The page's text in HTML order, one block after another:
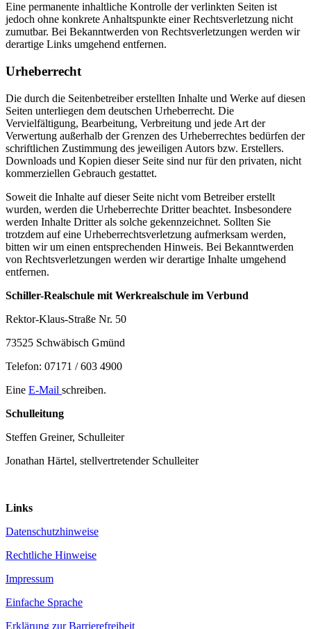
Eine permanente inhaltliche Kontrolle der verlinkten Seiten ist
jedoch ohne konkrete Anhaltspunkte einer Rechtsverletzung nicht
zumutbar. Bei Bekanntwerden von Rechtsverletzungen werden wir
derartige Links umgehend entfernen.
Urheberrecht
Die durch die Seitenbetreiber erstellten Inhalte und Werke auf diesen
Seiten unterliegen dem deutschen Urheberrecht. Die
Vervielfältigung, Bearbeitung, Verbreitung und jede Art der
Verwertung außerhalb der Grenzen des Urheberrechtes bedürfen der
schriftlichen Zustimmung des jeweiligen Autors bzw. Erstellers.
Downloads und Kopien dieser Seite sind nur für den privaten, nicht
kommerziellen Gebrauch gestattet.
Soweit die Inhalte auf dieser Seite nicht vom Betreiber erstellt
wurden, werden die Urheberrechte Dritter beachtet. Insbesondere
werden Inhalte Dritter als solche gekennzeichnet. Sollten Sie
trotzdem auf eine Urheberrechtsverletzung aufmerksam werden,
bitten wir um einen entsprechenden Hinweis. Bei Bekanntwerden
von Rechtsverletzungen werden wir derartige Inhalte umgehend
entfernen.
Schiller-Realschule mit Werkrealschule im Verbund
Rektor-Klaus-Straße Nr. 50
73525 Schwäbisch Gmünd
Telefon: 07171 / 603 4900
Eine E-Mail schreiben.
Schulleitung
Steffen Greiner, Schulleiter
Jonathan Härtel, stellvertretender Schulleiter
Links
Datenschutzhinweise
Rechtliche Hinweise
Impressum
Einfache Sprache
Erklärung zur Barrierefreiheit